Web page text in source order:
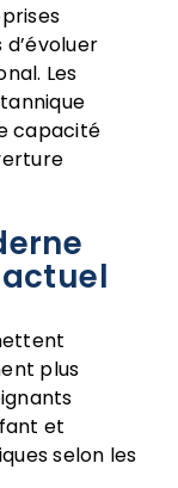
Les
capacité
plus
et
selon les